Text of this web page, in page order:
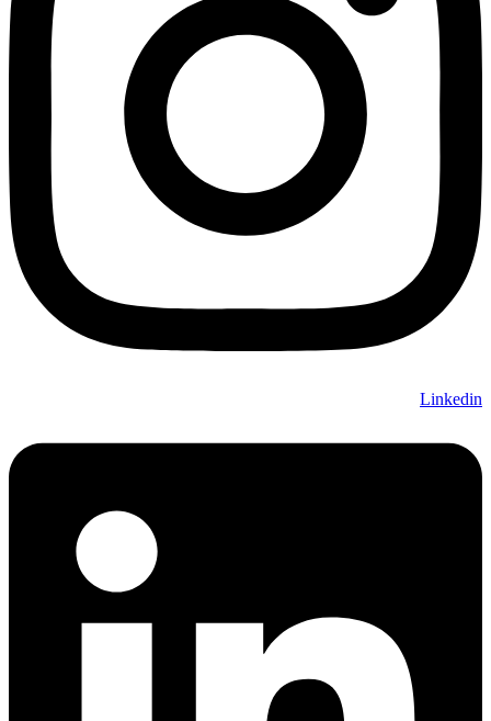
Linkedin